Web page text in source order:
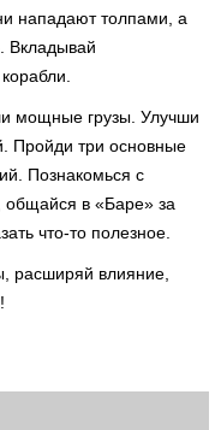
нападают толпами, а
Вкладывай
мощные грузы. Улучши
Пройди три основные
Познакомься с
в «Баре» за
что-то полезное.
расширяй влияние,